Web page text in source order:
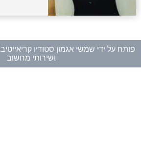
פותח על ידי שמשי אגמון סטודיו קריאייטיב
ושירותי מחשוב